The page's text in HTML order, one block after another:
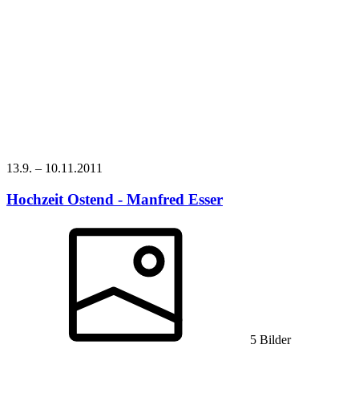
13.9. – 10.11.2011
Hochzeit Ostend - Manfred Esser
5 Bilder